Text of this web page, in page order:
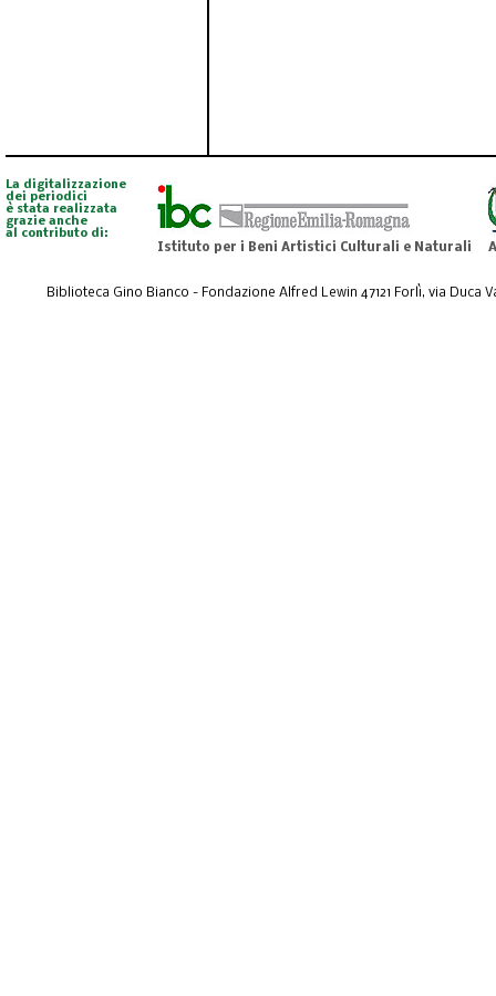
La digitalizzazione
dei periodici
è stata realizzata
grazie anche
al contributo di:
Istituto per i Beni Artistici Culturali e Naturali
Biblioteca Gino Bianco - Fondazione Alfred Lewin 47121 Forlì, via Duca